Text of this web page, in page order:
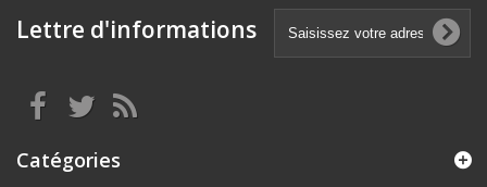
Lettre d'informations
Catégories